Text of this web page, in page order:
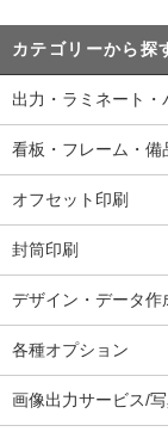
カテゴリーから探
出力・ラミネート・
看板・フレーム・備
オフセット印刷
封筒印刷
デザイン・データ作
各種オプション
画像出力サービス/写